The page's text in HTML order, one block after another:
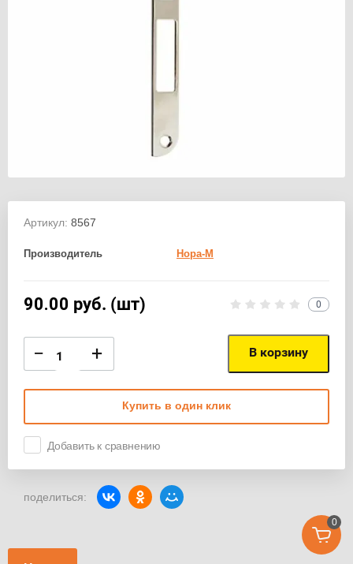
0
Артикул: 8567
Производитель Нора-М
90.00 руб. (шт) 0
− + В корзину
Купить в один клик
Добавить к сравнению
поделиться: